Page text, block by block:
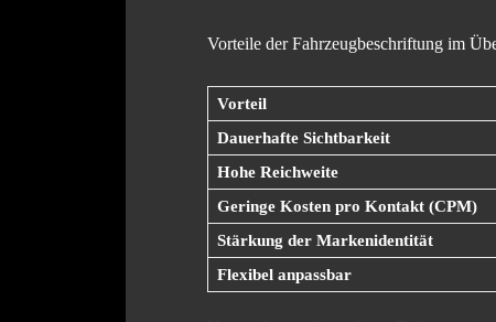
Vorteile der Fahrzeugbeschriftung im
Vorteil
Dauerhafte Sichtbarkeit
Hohe Reichweite
Geringe Kosten pro Kontakt (CPM)
Stärkung der Markenidentität
Flexibel anpassbar